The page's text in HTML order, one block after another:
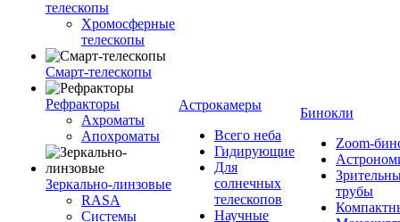
телескопы
Хромосферные
телескопы
Смарт-телескопы
Рефракторы
Ахроматы
Апохроматы
Зеркально-линзовые
RASA
Системы
Астрокамеры
Всего неба
Гидирующие
Для
солнечных
телескопов
Научные
Бинокли
Zoom-
трубы